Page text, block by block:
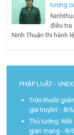
tượng
điều tra
Ninh Thuận thi hành
PHÁP LUẬT -
Trộn thuốc
gia truyền' - 8/
Thủ tướng:
gian mạng - 8/